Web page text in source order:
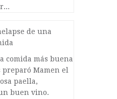
de una
comida más buena
preparó Mamen el
paella,
buen vino.